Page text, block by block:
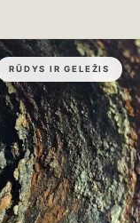
RŪDYS IR GELEŽIS